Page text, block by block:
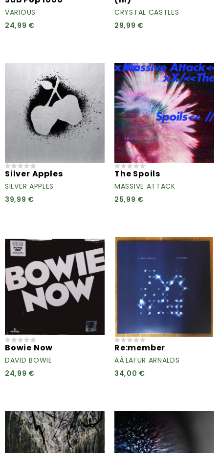
VARIOUS
24,99 €
CRYSTAL CASTLES
29,99 €
Silver Apples
SILVER APPLES
39,99 €
The Spoils
MASSIVE ATTACK
25,99 €
Bowie Now
DAVID BOWIE
24,99 €
Re:member
ÃÂLAFUR ARNALDS
34,00 €